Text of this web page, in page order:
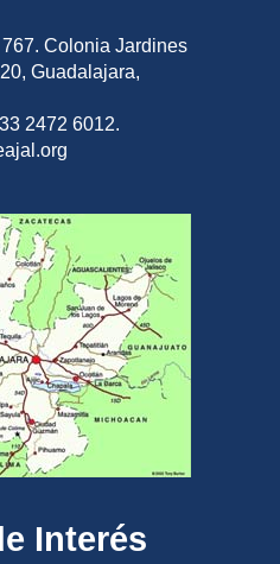
Colonia Jardines
Guadalajara,
2472 6012.
Interés